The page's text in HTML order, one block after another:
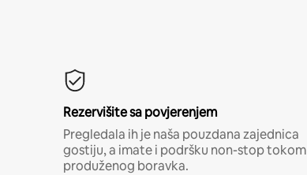
Rezervišite sa povjerenjem
Pregledala ih je naša pouzdana zajednica
gostiju, a imate i podršku non-stop tokom
produženog boravka.